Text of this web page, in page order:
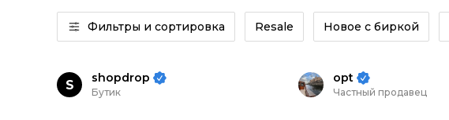
Фильтры и сортировка Resale Новое с биркой
S shopdrop
Бутик
opt
Частный продавец